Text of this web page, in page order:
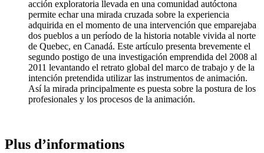
acción exploratoria llevada en una comunidad autóctona
permite echar una mirada cruzada sobre la experiencia
adquirida en el momento de una intervención que emparejaba
dos pueblos a un período de la historia notable vivida al norte
de Quebec, en Canadá. Este artículo presenta brevemente el
segundo postigo de una investigación emprendida del 2008 al
2011 levantando el retrato global del marco de trabajo y de la
intención pretendida utilizar las instrumentos de animación.
Así la mirada principalmente es puesta sobre la postura de los
profesionales y los procesos de la animación.
Plus d’informations